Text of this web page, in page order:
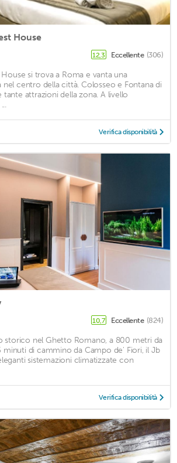
House
12,3 Eccellente (306)
si trova a Roma e vanta una
nel centro della città. Colosseo e Fontana di
tante attrazioni della zona. A livello
Verifica disponibilità
10,7 Eccellente (824)
storico nel Ghetto Romano, a 800 metri da
minuti di cammino da Campo de' Fiori, il Jb
sistemazioni climatizzate con
Verifica disponibilità